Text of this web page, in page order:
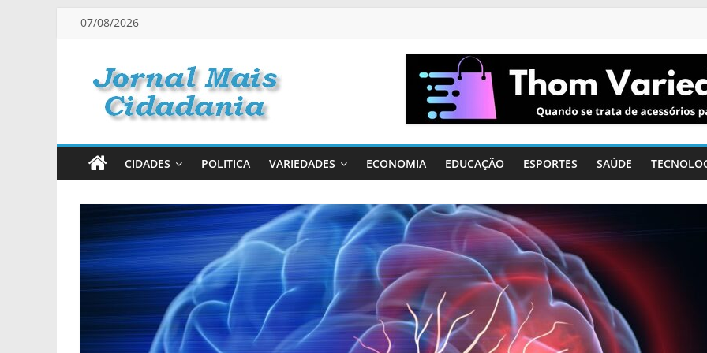
Pular
conteúdo
07/08/2026
Jornal
Mais
Cidadania
Informação
na
Medida
Certa!
CIDADES POLITICA VARIEDADES ECONOMIA EDUCAÇÃO ESPORTES SAÚDE